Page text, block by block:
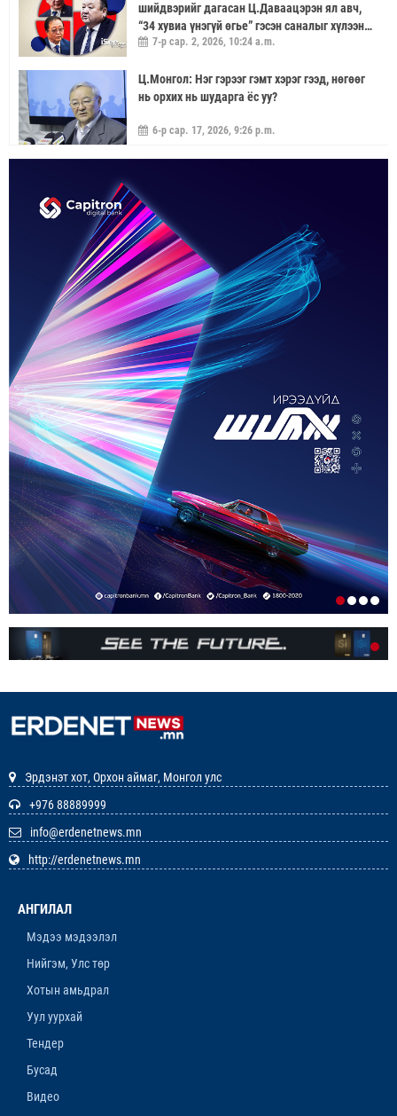
шийдвэрийг дагасан Ц.Даваацэрэн ял авч,
“34 хувиа үнэгүй өгье” гэсэн саналыг хүлээн
аваагүй хүмүүс хариуцлагагүй үлдэв
7-р сар. 2, 2026, 10:24 a.m.
Ц.Монгол: Нэг гэрээг гэмт хэрэг гээд, нөгөөг
нь орхих нь шударга ёс уу?
6-р сар. 17, 2026, 9:26 p.m.
ҮЙЛДВЭРИЙН ХЭДЭН ХУВИЙГ ЭЗЭМШИХ ВЭ
ГЭДЭГ АСУУДАЛ ГАРЧ ИРНЭ
5-р сар. 21, 2026, 11:40 a.m.
ЗУУН НАСЫГ ДАВСАН “ХӨВЧИЙН ХӨХ
ГОНИО” АЛДАРТАЙ Д.ГОНЧИГДАГВА
2-р сар. 17, 2026, 10:38 a.m.
ОРОН НУТАГТ ГАЗАР ОЛГОХ ЭРХ МЭДЛИЙГ
ШИЛЖҮҮЛНЭ
1-р сар. 19, 2026, 10:54 a.m.
ТЭТГЭВРИЙН ЗЭЭЛИЙН ХҮҮГ БУУРУУЛАХ,
УРТАСГАХ ЧИГЛЭЛЭЭР АЖИЛЛАНА
1-р сар. 19, 2026, 10:52 a.m.
ИРГЭДИЙН НЭРИЙН ДАНСНЫ
ХУРИМТЛАЛЫГ НЭГ САЯД ХҮРГЭНЭ
1-р сар. 19, 2026, 10:48 a.m.
ЭНЭ ЖИЛ БҮХ НИЙТЭЭРЭЭ 15 ХОНОГ АМРАХ
НЬ
1-р сар. 7, 2026, 3:41 p.m.
ШАГНАЛ ХҮРТЛЭЭ
ЗАРЛАЛ
12-р сар. 19, 2025, 3:20 p.m.
Эрдэнэт хот, Орхон аймаг, Монгол улс
+976 88889999
info@erdenetnews.mn
http://erdenetnews.mn
АНГИЛАЛ
Мэдээ мэдээлэл
Нийгэм, Улс төр
Хотын амьдрал
Уул уурхай
Тендер
Бусад
Видео